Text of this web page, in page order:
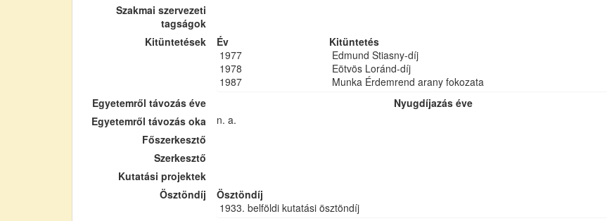
Szakmai szervezeti
tagságok
Kitüntetések
Év
Kitüntetés
1977
Edmund Stiasny-díj
1978
Eötvös Loránd-díj
1987
Munka Érdemrend arany fokozata
Egyetemről távozás éve
Nyugdíjazás éve
Egyetemről távozás oka
n. a.
Főszerkesztő
Szerkesztő
Kutatási projektek
Ösztöndíj
Ösztöndíj
1933. belföldi kutatási ösztöndíj